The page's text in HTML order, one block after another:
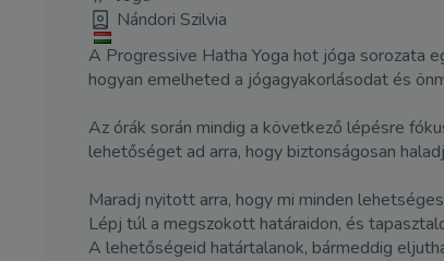
Nándori Szilvia
A Progressive Hatha Yoga hot jóga sorozata
hogyan emelheted a jógagyakorlásodat és
Az órák során mindig a következő lépésre
lehetőséget ad arra, hogy biztonságosan
Maradj nyitott arra, hogy mi minden
Lépj túl a megszokott határaidon, és
A lehetőségeid határtalanok, bármeddig